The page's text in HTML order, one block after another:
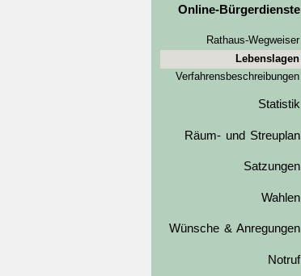
Online-Bürgerdienste
Rathaus-Wegweiser
Lebenslagen
Verfahrensbeschreibungen
Statistik
Räum- und Streuplan
Satzungen
Wahlen
Wünsche & Anregungen
Notruf